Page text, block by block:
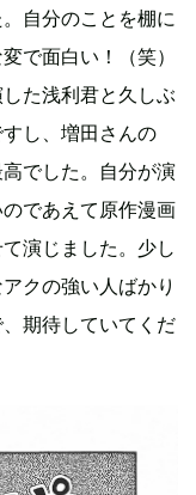
自分のことを棚に
で面白い！（笑）
た浅利君と久しぶ
し、増田さんの
でした。自分が演
であえて原作漫画
演じました。少し
クの強い人ばかり
期待していてくだ